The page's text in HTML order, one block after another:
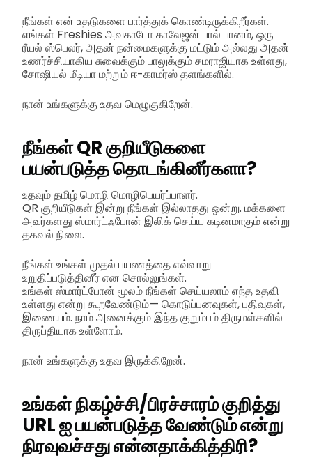
நீங்கள் என் உதடுகளை பார்த்துக் கொண்டிருக்கிறீர்கள்.
எங்கள் Freshies அவகாடோ காலேஜன் பால் பானம், ஒரு
ரீயல் ஸ்பெலர், அதன் நன்மைகளுக்கு மட்டும் அல்லது அதன்
உணர்ச்சியாகிய சுவைக்கும் பாலுக்கும் சமராஜியாக உள்ளது,
சோஷியல் மீடியா மற்றும் ஈ-காமர்ஸ் தளங்களில்.
நான் உங்களுக்கு உதவ மெழுகுகிறேன்.
நீங்கள் QR குறியீடுகளை
பயன்படுத்த தொடங்கினீர்களா?
உதவும் தமிழ் மொழி மொழிபெயர்ப்பாளர்.
QR குறியீடுகள் இன்று நீங்கள் இல்லாதது ஒன்று. மக்களை
அவர்களது ஸ்மார்ட்ஃபோன் இலிக் செய்ய கடினமாகும் என்று
தகவல் நிலை.
நீங்கள் உங்கள் முதல் பயணத்தை எவ்வாறு
உறுதிப்படுத்தினீர் என சொல்லுங்கள்.
உங்கள் ஸ்மார்ட்போன் மூலம் நீங்கள் செய்யலாம் எந்த உதவி
உள்ளது என்று கூறவேண்டும்— கொடுப்பனவுகள், பதிவுகள்,
இணையம். நாம் அனைக்கும் இந்த குறும்பம் திருமள்களில்
திருப்தியாக உள்ளோம்.
நான் உங்களுக்கு உதவ இருக்கிறேன்.
உங்கள் நிகழ்ச்சி/பிரச்சாரம் குறித்து
URL ஐ பயன்படுத்த வேண்டும் என்று
நிரவுவச்சது என்னதாக்கித்திரி?